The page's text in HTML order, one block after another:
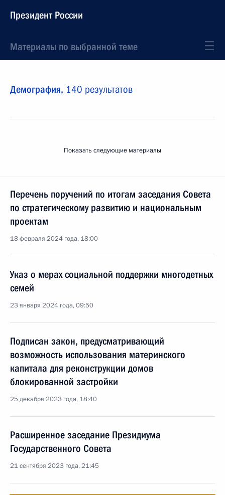
Президент России
Материалы по выбранной теме
Демография, 140 результатов
Показать следующие материалы
Перечень поручений по итогам заседания Совета
по стратегическому развитию и национальным
проектам
18 февраля 2024 года, 18:00
Указ о мерах социальной поддержки многодетных
семей
23 января 2024 года, 09:50
Подписан закон, предусматривающий
возможность использования материнского
капитала для реконструкции домов
блокированной застройки
25 декабря 2023 года, 18:40
Расширенное заседание Президиума
Государственного Совета
21 сентября 2023 года, 21:45